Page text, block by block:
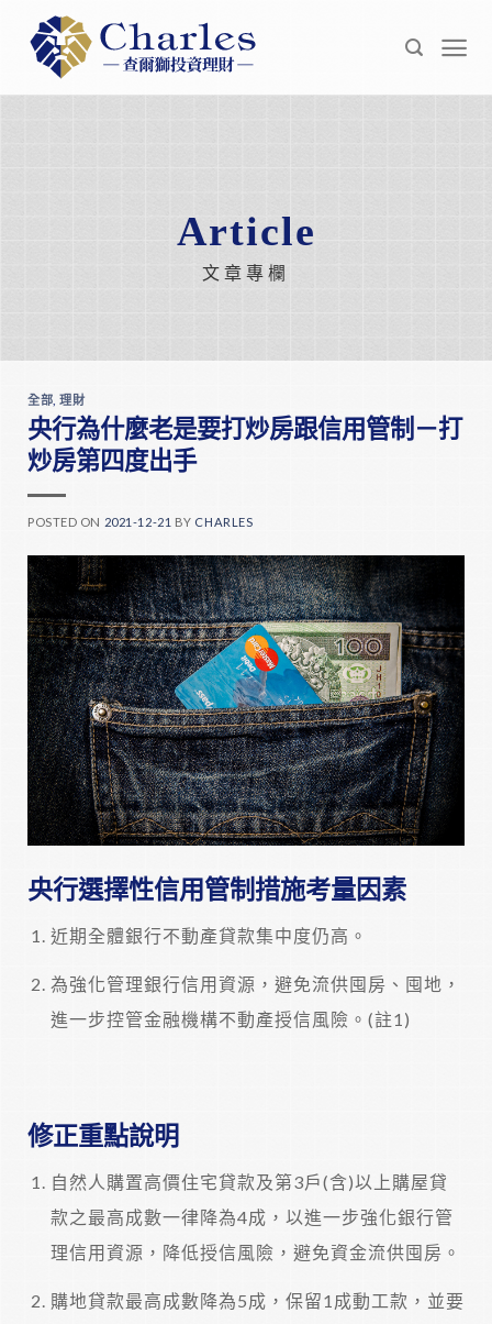
content
Article
文章專欄
全部 ,理財
央行為什麼老是要打炒房跟信用管制－打
炒房第四度出手
POSTED ON 2021-12-21 BY CHARLES
央行選擇性信用管制措施考量因素
近期全體銀行不動產貸款集中度仍高。
為強化管理銀行信用資源，避免流供囤房、囤地，
進一步控管金融機構不動產授信風險。(註1)
修正重點說明
自然人購置高價住宅貸款及第3戶(含)以上購屋貸
款之最高成數一律降為4成，以進一步強化銀行管
理信用資源，降低授信風險，避免資金流供囤房。
購地貸款最高成數降為5成，保留1成動工款，並要